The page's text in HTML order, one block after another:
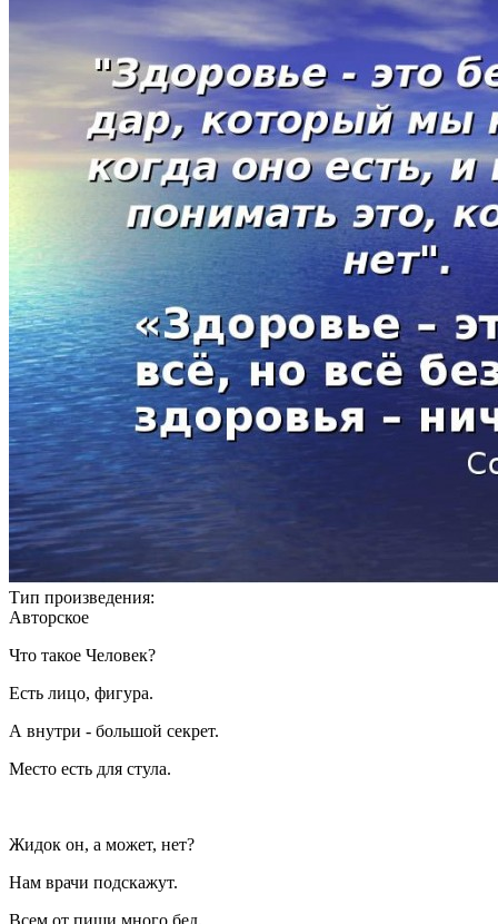
Тип произведения:
Авторское
Что такое Человек?
Есть лицо, фигура.
А внутри - большой секрет.
Место есть для стула.
Жидок он, а может, нет?
Нам врачи подскажут.